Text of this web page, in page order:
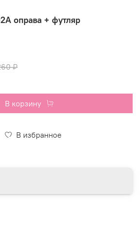
оправа + футляр
В избранное
₽
В корзину